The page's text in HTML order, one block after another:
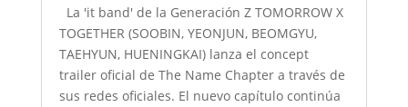
La 'it band' de la Generación Z TOMORROW X
TOGETHER (SOOBIN, YEONJUN, BEOMGYU,
TAEHYUN, HUENINGKAI) lanza el concept
trailer oficial de The Name Chapter a través de
sus redes oficiales. El nuevo capítulo continúa